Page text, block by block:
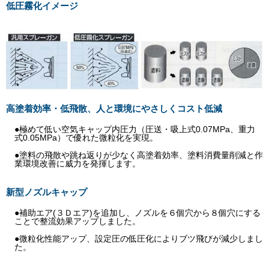
低圧霧化イメージ
高塗着効率・低飛散、人と環境にやさしくコスト低減
●極めて低い空気キャップ内圧力（圧送・吸上式0.07MPa、重力
式0.05MPa）で優れた微粒化を実現。
●塗料の飛散や跳ね返りが少なく高塗着効率、塗料消費量削減と作
業環境改善に威力を発揮します。
新型ノズルキャップ
●補助エア(３Ｄエア)を追加し、ノズルを６個穴から８個穴にする
ことで整流効果アップしました。
●微粒化性能アップ、設定圧の低圧化によりブツ飛びが減少しまし
た。